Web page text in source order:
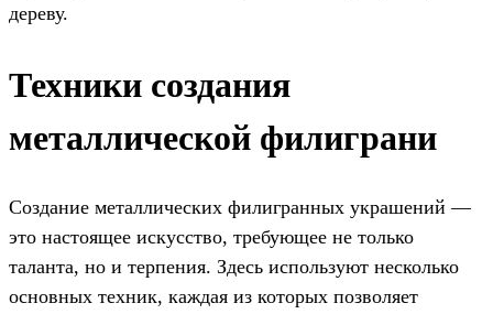
дереву.
Техники создания
металлической филиграни
Создание металлических филигранных украшений —
это настоящее искусство, требующее не только
таланта, но и терпения. Здесь используют несколько
основных техник, каждая из которых позволяет